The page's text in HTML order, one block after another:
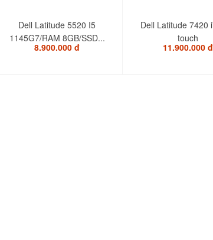
Dell Latitude 5520 I5
1145G7/RAM 8GB/SSD...
8.900.000 đ
Dell Latitude 7420
touch
11.900.000 đ